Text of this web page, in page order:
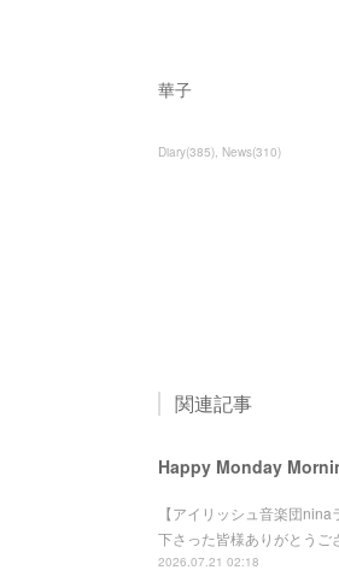
華子
Diary(385) News(310)
関連記事
Happy Monday
【アイリッシュ音楽団
下さった皆様ありがとうご
2026.07.21 02:18